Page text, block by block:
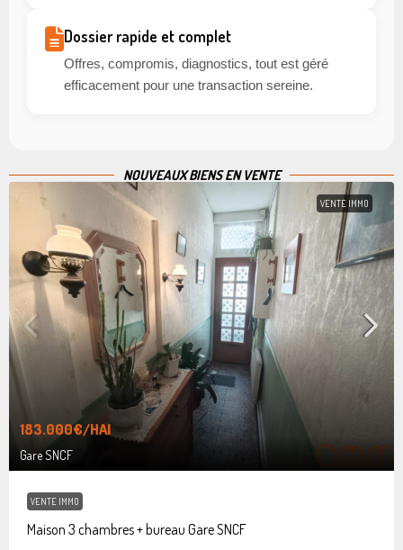
Dossier rapide et complet
Offres, compromis, diagnostics, tout est géré
efficacement pour une transaction sereine.
NOUVEAUX BIENS EN VENTE
VENTE IMMO
183.000€/HAI
Gare SNCF
VENTE IMMO
Maison 3 chambres + bureau Gare SNCF